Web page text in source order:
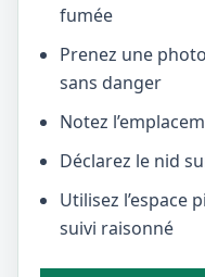
fumée
Prenez une
sans danger
Notez
Déclarez le nid
Utilisez l’espace
suivi raisonné